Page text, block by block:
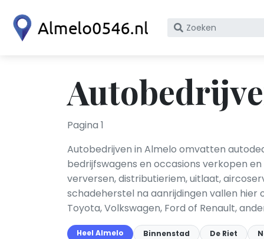
Zoek
KvK
nummer
Pagina 1
Autobedrijven in Almelo omvatten
bedrijfswagens en occasions verkopen
verversen, distributieriem, uitlaat,
schadeherstel na aanrijdingen vallen hier
Toyota, Volkswagen, Ford of Renault,
Heel Almelo Binnenstad De Riet